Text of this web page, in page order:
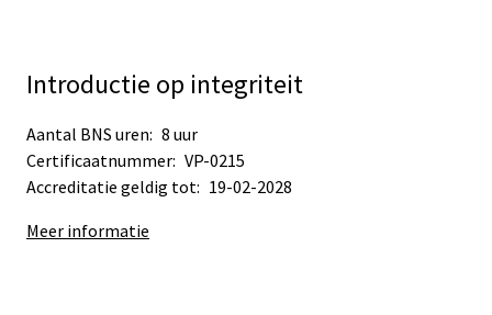
Introductie op integriteit
Aantal BNS uren: 8 uur
Certificaatnummer: VP-0215
Accreditatie geldig tot: 19-02-2028
Meer informatie